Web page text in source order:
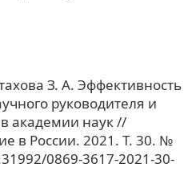
З. А. Эффективность
руководителя и
академии наук //
в России. 2021. Т. 30. №
0869-3617-2021-30-